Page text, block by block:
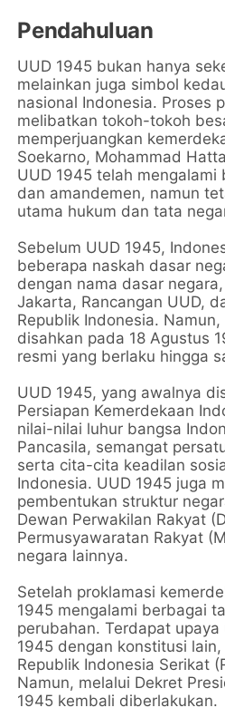
Pendahuluan
UUD 1945 bukan hanya
melainkan juga simbol
nasional Indonesia. Proses
melibatkan tokoh-tokoh
memperjuangkan
Soekarno, Mohammad
UUD 1945 telah mengalami
dan amandemen, namun
utama hukum dan tata
Sebelum UUD 1945,
beberapa naskah dasar
dengan nama dasar
Jakarta, Rancangan UUD,
Republik Indonesia.
disahkan pada 18 Agustus
resmi yang berlaku hingga
UUD 1945, yang awalnya
Persiapan Kemerdekaan
nilai-nilai luhur bangsa
Pancasila, semangat
serta cita-cita keadilan
Indonesia. UUD 1945 juga
pembentukan struktur
Dewan Perwakilan Rakyat
Permusyawaratan Rakyat
negara lainnya.
Setelah proklamasi
1945 mengalami berbagai
perubahan. Terdapat
1945 dengan konstitusi
Republik Indonesia Serikat
Namun, melalui Dekret
1945 kembali diberlakukan.